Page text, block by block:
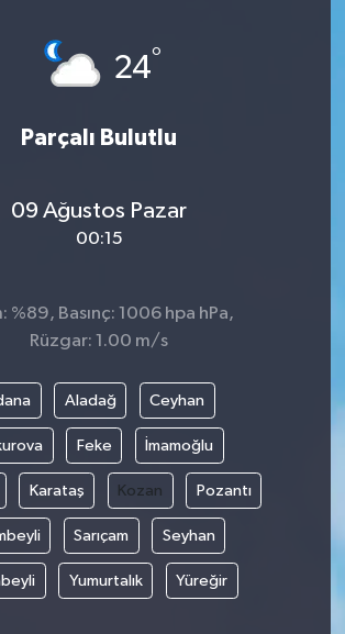
24°
Parçalı Bulutlu
09 Ağustos Pazar
00:15
%89, Basınç: 1006 hpa hPa,
Rüzgar: 1.00 m/s
Aladağ Ceyhan
Feke İmamoğlu
Karataş Kozan Pozantı
Sarıçam Seyhan
Yumurtalık Yüreğir